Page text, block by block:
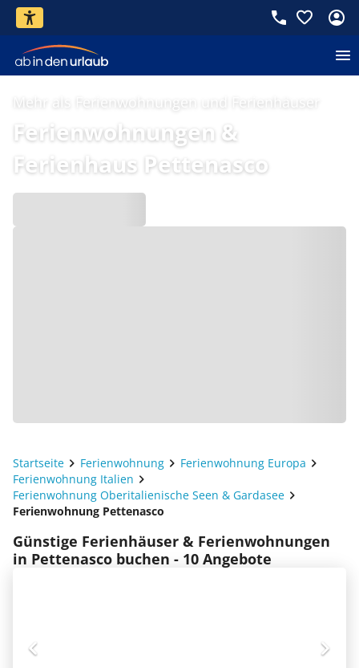
Mehr als Ferienwohnungen und Ferienhäuser
Ferienwohnungen &
Ferienhaus Pettenasco
Startseite Ferienwohnung
Ferienwohnung Europa
Ferienwohnung Italien
Ferienwohnung Oberitalienische Seen & Gardasee
Ferienwohnung Pettenasco
Günstige Ferienhäuser & Ferienwohnungen
in Pettenasco buchen - 10 Angebote